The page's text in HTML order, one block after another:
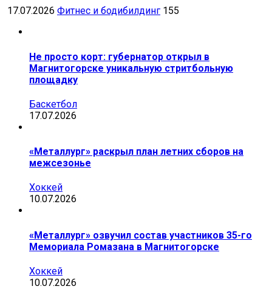
17.07.2026 Фитнес и бодибилдинг 155
Не просто корт: губернатор открыл в
Магнитогорске уникальную стритбольную
площадку
Баскетбол
17.07.2026
«Металлург» раскрыл план летних сборов на
межсезонье
Хоккей
10.07.2026
«Металлург» озвучил состав участников 35-го
Мемориала Ромазана в Магнитогорске
Хоккей
10.07.2026